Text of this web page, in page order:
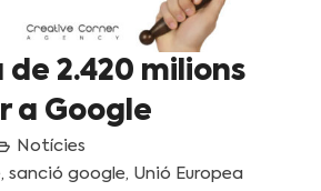
2.420 milions
a Google
Notícies
, sanció google, Unió Europea